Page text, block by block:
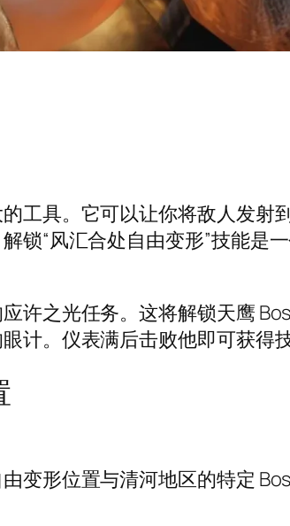
工具。它可以让你将敌人发
锁“风汇合处自由变形”技能是
许之光任务。这将解锁天鹰
计。仪表满后击败他即可获得技
变形位置与清河地区的特定